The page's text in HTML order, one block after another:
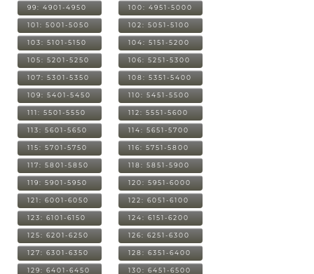
99: 4901-4950 100: 4951-5000
101: 5001-5050 102: 5051-5100
103: 5101-5150 104: 5151-5200
105: 5201-5250 106: 5251-5300
107: 5301-5350 108: 5351-5400
109: 5401-5450 110: 5451-5500
111: 5501-5550 112: 5551-5600
113: 5601-5650 114: 5651-5700
115: 5701-5750 116: 5751-5800
117: 5801-5850 118: 5851-5900
119: 5901-5950 120: 5951-6000
121: 6001-6050 122: 6051-6100
123: 6101-6150 124: 6151-6200
125: 6201-6250 126: 6251-6300
127: 6301-6350 128: 6351-6400
129: 6401-6450 130: 6451-6500